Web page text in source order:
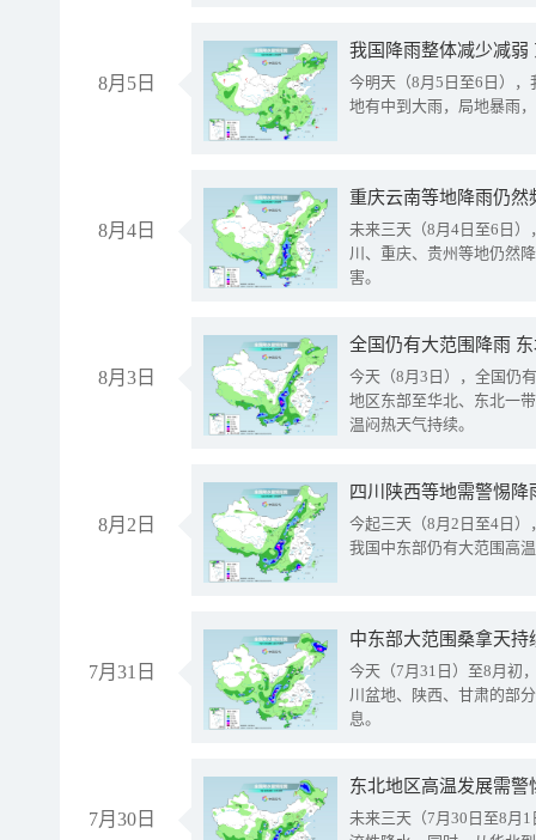
8月5日
我国降雨整体减少减弱
今明天（8月5日至6日）
地有中到大雨，局地暴雨
8月4日
重庆云南等地降雨仍然
未来三天（8月4日至6日
川、重庆、贵州等地仍然
害。
8月3日
全国仍有大范围降雨
今天（8月3日），全国仍
地区东部至华北、东北一
温闷热天气持续。
8月2日
今起三天（8月2日至4日
我国中东部仍有大范围高
7月31日
中东部大范围桑拿天
今天（7月31日）至8月初
川盆地、陕西、甘肃的部
息。
7月30日
东北地区高温发展需
未来三天（7月30日至8月